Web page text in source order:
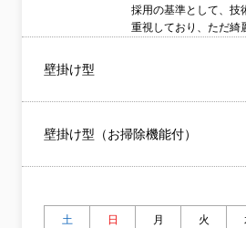
採用の基準として、技
重視しており、ただ綺
す。お客様を喜ばせ
は、お客様のご安心
スクリーニング専門店
れによる追加料金なし
能！・ ご予約いただ
応可能！・ 事前説明
壁掛け型
壁掛け型（お掃除機能付）
土 日 月 火